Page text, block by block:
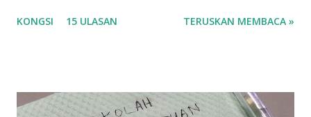
tau? yang sebut tu anak aku....diulangi ANAK AKU ....adoiiii
balik keja aku ajak la shah singgah Giant beli barang
KONGSI 15 ULASAN TERUSKAN MEMBACA »